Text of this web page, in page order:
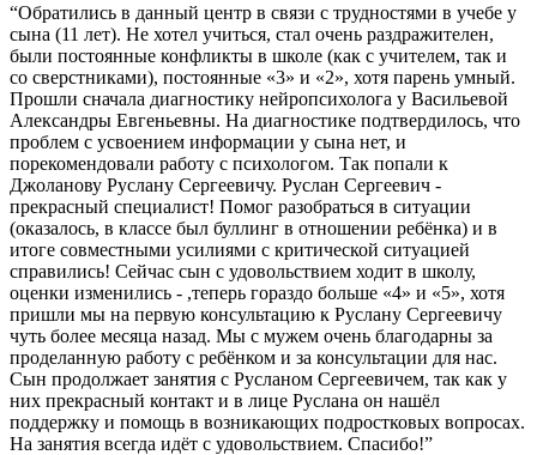
“Обратились в данный центр в связи с трудностями в учебе у
сына (11 лет). Не хотел учиться, стал очень раздражителен,
были постоянные конфликты в школе (как с учителем, так и
со сверстниками), постоянные «3» и «2», хотя парень умный.
Прошли сначала диагностику нейропсихолога у Васильевой
Александры Евгеньевны. На диагностике подтвердилось, что
проблем с усвоением информации у сына нет, и
порекомендовали работу с психологом. Так попали к
Джоланову Руслану Сергеевичу. Руслан Сергеевич -
прекрасный специалист! Помог разобраться в ситуации
(оказалось, в классе был буллинг в отношении ребёнка) и в
итоге совместными усилиями с критической ситуацией
справились! Сейчас сын с удовольствием ходит в школу,
оценки изменились - ,теперь гораздо больше «4» и «5», хотя
пришли мы на первую консультацию к Руслану Сергеевичу
чуть более месяца назад. Мы с мужем очень благодарны за
проделанную работу с ребёнком и за консультации для нас.
Сын продолжает занятия с Русланом Сергеевичем, так как у
них прекрасный контакт и в лице Руслана он нашёл
поддержку и помощь в возникающих подростковых вопросах.
На занятия всегда идёт с удовольствием. Спасибо!”